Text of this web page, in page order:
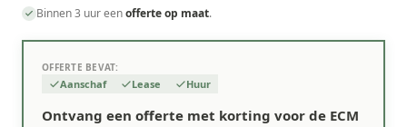
Binnen 3 uur eenofferte op maat.
OFFERTE BEVAT:
Aanschaf Lease Huur
Ontvang een offerte met korting voor de ECM